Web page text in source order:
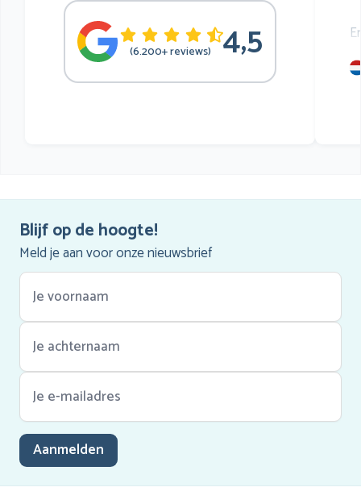
(6.200+ reviews) 4,5
Blijf op de hoogte!
Meld je aan voor onze nieuwsbrief
Aanmelden